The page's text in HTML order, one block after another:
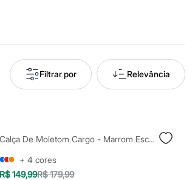
Filtrar por Relevância
Calça De Moletom Cargo - Marrom Escuro
+ 4 cores
R$ 149,99R$ 179,99